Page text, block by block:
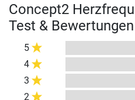
Concept2
Test & Bewertungen
5
4
3
2